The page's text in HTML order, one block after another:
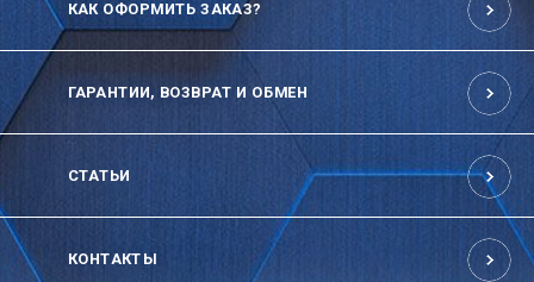
КАК ОФОРМИТЬ ЗАКАЗ?
ГАРАНТИИ, ВОЗВРАТ И ОБМЕН
СТАТЬИ
КОНТАКТЫ